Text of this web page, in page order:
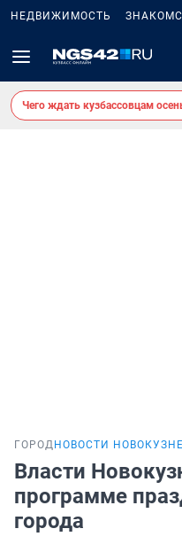
НЕДВИЖИМОСТЬ
Чего ждать кузбассовцам
ГОРОД НОВОСТИ
Власти
программе
города